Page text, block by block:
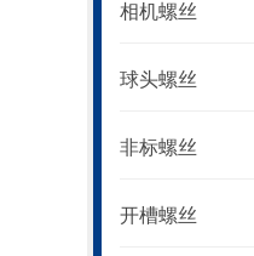
相机螺丝
球头螺丝
非标螺丝
开槽螺丝